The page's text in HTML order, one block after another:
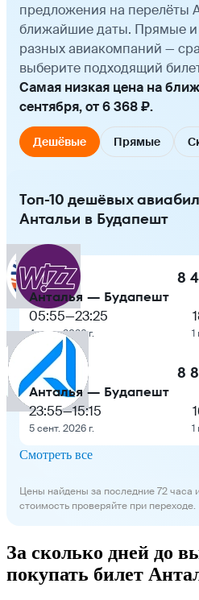
предложения на перелёты
ближайшие даты. Прямые
разных авиакомпаний —
выберите подходящий
Самая низкая цена на
сентября, от 6 368 ₽.
Дешёвые Прямые
Топ-10 дешёвых
Антальи в Будапешт
8
Анталья — Будапешт
05:55—23:25
4 сент. 2026 г.
8
Анталья — Будапешт
23:55—15:15
5 сент. 2026 г. 1
Смотреть все
Цены найдены за последние 72 часа
стоимость проверяйте при переходе.
За сколько дней до
покупать билет